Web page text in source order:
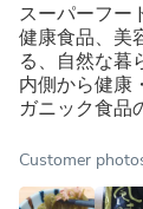
スーパーフー
健康食品、美
る、自然な暮
内側から健康
ガニック食品
Customer